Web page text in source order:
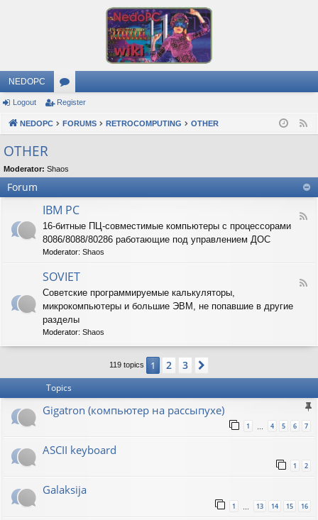
NEDOPC
or
u
s
Logout Register
NEDOPC FORUMS RETROCOMPUTING OTHER
OTHER
Moderator: Shaos
Forum
F
B
IBM PC
16-битные ПЦ-совместимые компьютеры с процессорами
8086/8088/80286 работающие под управлением ДОС
Moderator: Shaos
F
SOVIET
Советские программируемые калькуляторы,
микрокомпьютеры и большие ЭВМ, не попавшие в другие
разделы
Moderator: Shaos
119 topics 1 2 3
Topics
Gigatron (компьютер на рассыпухе)
1 … 4 5 6 7
ASCII keyboard
1 2
Galaksija
1 13 14 15 16